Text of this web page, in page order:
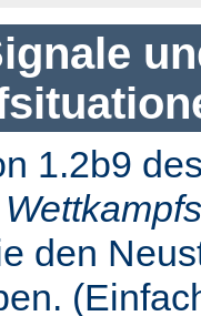
1.2b9
den